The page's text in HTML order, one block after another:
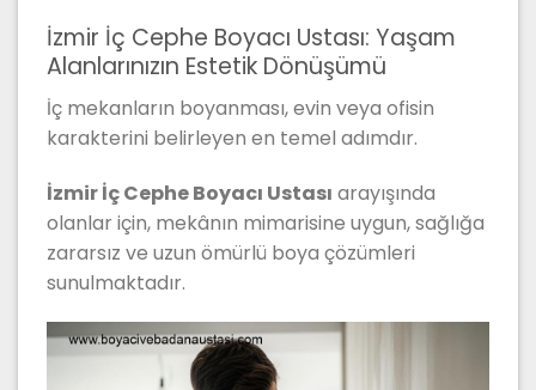
İzmir İç Cephe Boyacı Ustası: Yaşam
Alanlarınızın Estetik Dönüşümü
İç mekanların boyanması, evin veya ofisin
karakterini belirleyen en temel adımdır.
İzmir İç Cephe Boyacı Ustası arayışında
olanlar için, mekânın mimarisine uygun, sağlığa
zararsız ve uzun ömürlü boya çözümleri
sunulmaktadır.